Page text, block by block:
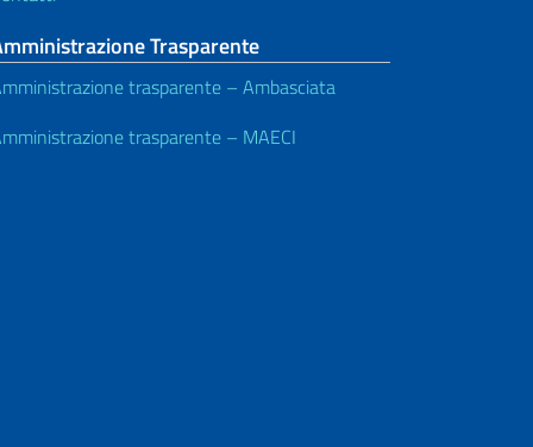
Trasparente
trasparente – Ambasciata
trasparente – MAECI